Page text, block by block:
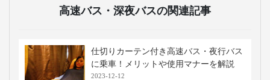
高速バス・深夜バスの関連記事
仕切りカーテン付き高速バス・夜行バス
に乗車！メリットや使用マナーを解説
2023-12-12